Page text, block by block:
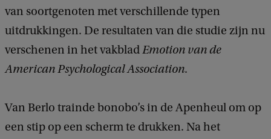
van soortgenoten met verschillende typen
uitdrukkingen. De resultaten van die studie zijn nu
verschenen in het vakbladEmotion van de
American Psychological Association.
Van Berlo trainde bonobo’s in de Apenheul om op
een stip op een scherm te drukken. Na het